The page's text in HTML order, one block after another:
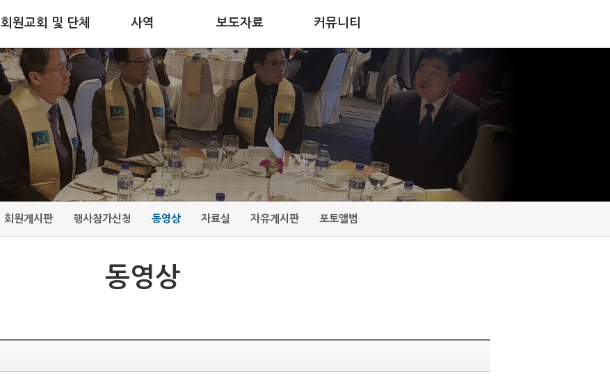
회원교회 및 단체 사역 보도자료 커뮤니티
회원게시판 행사참가신청 동영상 자료실 자유게시판 포토앨범
동영상